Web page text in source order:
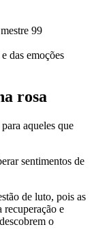
99
das emoções
rosa
aqueles que
sentimentos de
de luto, pois as
recuperação e
o